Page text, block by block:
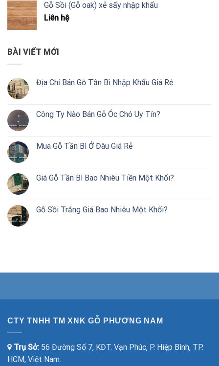
Gỗ Sồi (Gỗ oak) xẻ sấy nhập khẩu
Liên hệ
BÀI VIẾT MỚI
Địa Chỉ Bán Gỗ Tần Bì Nhập Khẩu Giá Rẻ
Công Ty Nào Bán Gỗ Óc Chó Uy Tín?
Mua Gỗ Tần Bì Ở Đâu Giá Rẻ
Giá Gỗ Tần Bì Bao Nhiêu Tiền Một Khối?
Gỗ Sồi Trắng Giá Bao Nhiêu Một Khối?
CTY TNHH TM XNK GỖ PHƯƠNG NAM
Trụ Sở: 56 Đường Số 7, KĐT. Vạn Phúc, P. Hiệp Bình, TP.
HCM, Việt Nam.